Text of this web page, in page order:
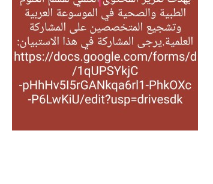
التغذية، ورسالته في جروح الرأس.
ويعود له الفضل بأنه حرر الطب من
الدين والفلسفة.
- هل تعلم أن المرجان إفراز حيواني
يتكون في البحر ويتركب من مادة
كربونات الكلسيوم، وهو أحمر أو شديد
الحمرة وهو أجود أنواعه، ويمتاز بكبر